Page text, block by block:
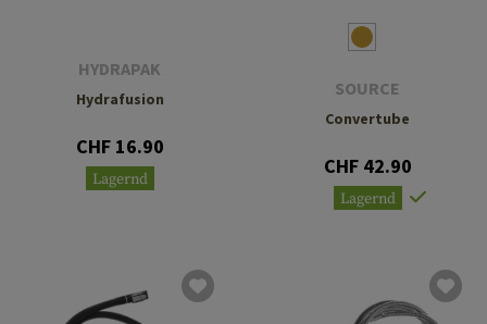
HYDRAPAK
Hydrafusion
CHF 16.90
Lagernd
SOURCE
Convertube
CHF 42.90
Lagernd